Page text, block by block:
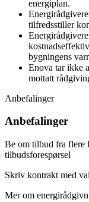
energiplan.
tilfredsstiller
bygningens
Enova tar ikke
mottatt
Anbefalinger
Anbefalinger
Be om tilbud fra flere
tilbudsforespørsel
Skriv kontrakt med
Mer om